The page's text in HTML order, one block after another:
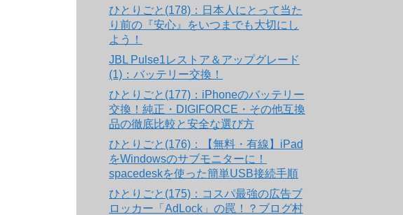
ひとりごと(178)：日本人にとって当た
り前の『安心』をいつまでも大切にし
よう！
JBL Pulse1レストア＆アップグレード
(1)：バッテリー交換！
ひとりごと(177)：iPhoneのバッテリー
交換！純正・DIGIFORCE・その他互換
品の徹底比較と安全な選び方
ひとりごと(176)：【無料・有線】iPad
をWindowsのサブモニターに！
spacedeskを使った簡単USB接続手順
ひとりごと(175)：コスパ最強の広告ブ
ロッカー「AdLock」の罠！？ブログ村